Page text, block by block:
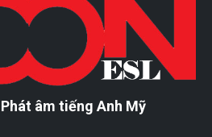
âm tiếng Anh Mỹ